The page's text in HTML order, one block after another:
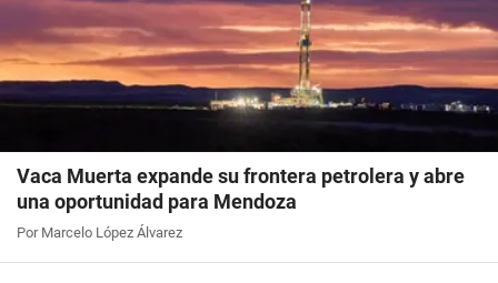
Vaca Muerta expande su frontera petrolera y abre
una oportunidad para Mendoza
Por Marcelo López Álvarez